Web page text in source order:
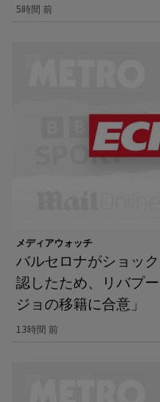
5時間 前
メディアウォッチ
バルセロナがショッ
認したため、リバプ
ジョの移籍に合意」
13時間 前